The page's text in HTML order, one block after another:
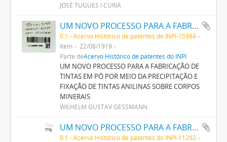
JOSÉ TUGÚES I CURIÁ
UM NOVO PROCESSO PARA A FABRICAÇÃO DE TINTAS EM PÓ POR MEIO DA PRECIPITAÇÃO E FIXAÇÃO DE TINTAS ANILINAS SOBRE CORPOS MINERAES
0.1 - Acervo Histórico de patentes do INPI-15984
Item
22/08/1919
Parte deAcervo Histórico de patentes do INPI
UM NOVO PROCESSO PARA A FABRICAÇÃO DE
TINTAS EM PÓ POR MEIO DA PRECIPITAÇÃO E
FIXAÇÃO DE TINTAS ANILINAS SOBRE CORPOS
MINERAIS
WILHELM GUSTAV GESSMANN
UM NOVO PROCESSO PARA A FABRICAÇÃO DE MATERIAS CORANTES PRETAS CONTENDO ENXOFRE
0.1 - Acervo Histórico de patentes do INPI-11292